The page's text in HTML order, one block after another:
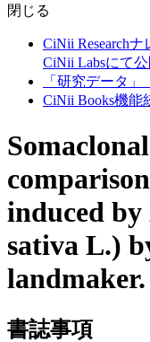
閉じる
CiNii Research
CiNii Labsにて
「研究データ
CiNii Books機能
induced
sativa L.)
書誌事項